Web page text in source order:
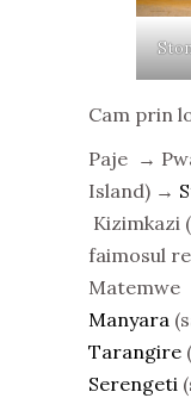
Cam prin
Paje →
Island) →
Kizimkazi
faimosul
Manyara
Tarangire
Serengeti